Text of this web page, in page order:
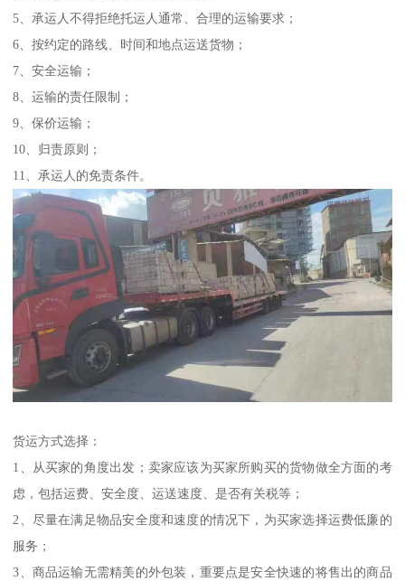
5、承运人不得拒绝托运人通常、合理的运输要求；
6、按约定的路线、时间和地点运送货物；
7、安全运输；
8、运输的责任限制；
9、保价运输；
10、归责原则；
11、承运人的免责条件。
货运方式选择：
1、从买家的角度出发；卖家应该为买家所购买的货物做全方面的考
虑，包括运费、安全度、运送速度、是否有关税等；
2、尽量在满足物品安全度和速度的情况下，为买家选择运费低廉的
服务；
3、商品运输无需精美的外包装，重要点是安全快速的将售出的商品